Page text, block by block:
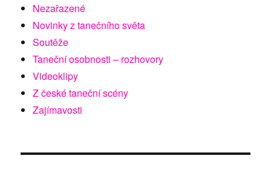
Nezařazené
Novinky z tanečního světa
Soutěže
Taneční osobnosti – rozhovory
Videoklipy
Z české taneční scény
Zajímavosti